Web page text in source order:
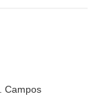
Campos